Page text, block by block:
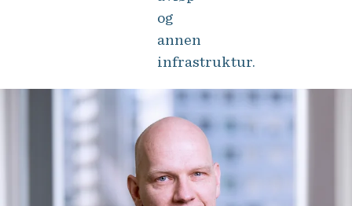
og
annen
infrastruktur.